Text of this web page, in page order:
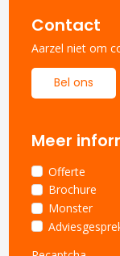
Contact
Aarzel niet om
Bel ons
Meer
Offerte
Brochure
Monster